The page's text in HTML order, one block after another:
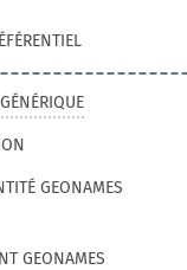
GEONAMES
GEONAMES